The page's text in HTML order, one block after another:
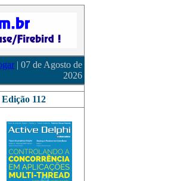
| 07 de Agosto de
2026
Edição 112